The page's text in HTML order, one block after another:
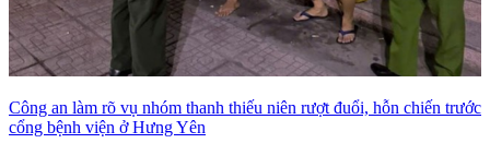
Công an làm rõ vụ nhóm thanh thiếu niên rượt đuổi, hỗn chiến trước
cổng bệnh viện ở Hưng Yên